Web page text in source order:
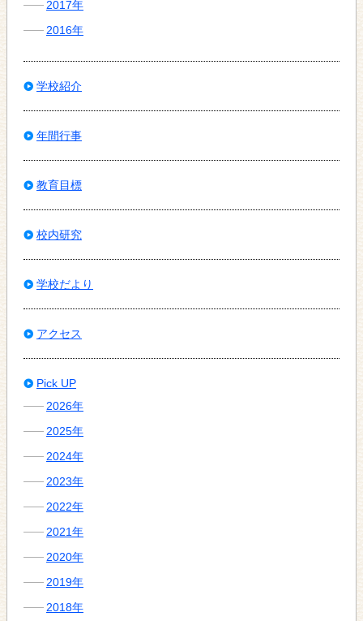
2017年
2016年
学校紹介
年間行事
教育目標
校内研究
学校だより
アクセス
Pick UP
2026年
2025年
2024年
2023年
2022年
2021年
2020年
2019年
2018年